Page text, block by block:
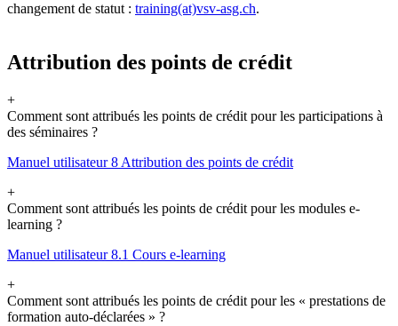
changement de statut : training(at)vsv-asg.ch.
Attribution des points de crédit
+
Comment sont attribués les points de crédit pour les participations à
des séminaires ?
Manuel utilisateur 8 Attribution des points de crédit
+
Comment sont attribués les points de crédit pour les modules e-
learning ?
Manuel utilisateur 8.1 Cours e-learning
+
Comment sont attribués les points de crédit pour les « prestations de
formation auto-déclarées » ?